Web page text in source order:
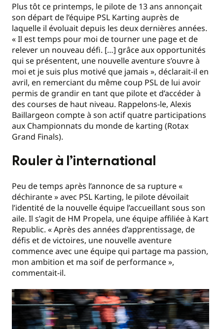
Plus tôt ce printemps, le pilote de 13 ans annonçait
son départ de l’équipe PSL Karting auprès de
laquelle il évoluait depuis les deux dernières années.
« Il est temps pour moi de tourner une page et de
relever un nouveau défi. […] grâce aux opportunités
qui se présentent, une nouvelle aventure s’ouvre à
moi et je suis plus motivé que jamais », déclarait-il en
avril, en remerciant du même coup PSL de lui avoir
permis de grandir en tant que pilote et d’accéder à
des courses de haut niveau. Rappelons-le, Alexis
Baillargeon compte à son actif quatre participations
aux Championnats du monde de karting (Rotax
Grand Finals).
Rouler à l’international
Peu de temps après l’annonce de sa rupture «
déchirante » avec PSL Karting, le pilote dévoilait
l’identité de la nouvelle équipe l’accueillant sous son
aile. Il s’agit de HM Propela, une équipe affiliée à Kart
Republic. « Après des années d’apprentissage, de
défis et de victoires, une nouvelle aventure
commence avec une équipe qui partage ma passion,
mon ambition et ma soif de performance »,
commentait-il.